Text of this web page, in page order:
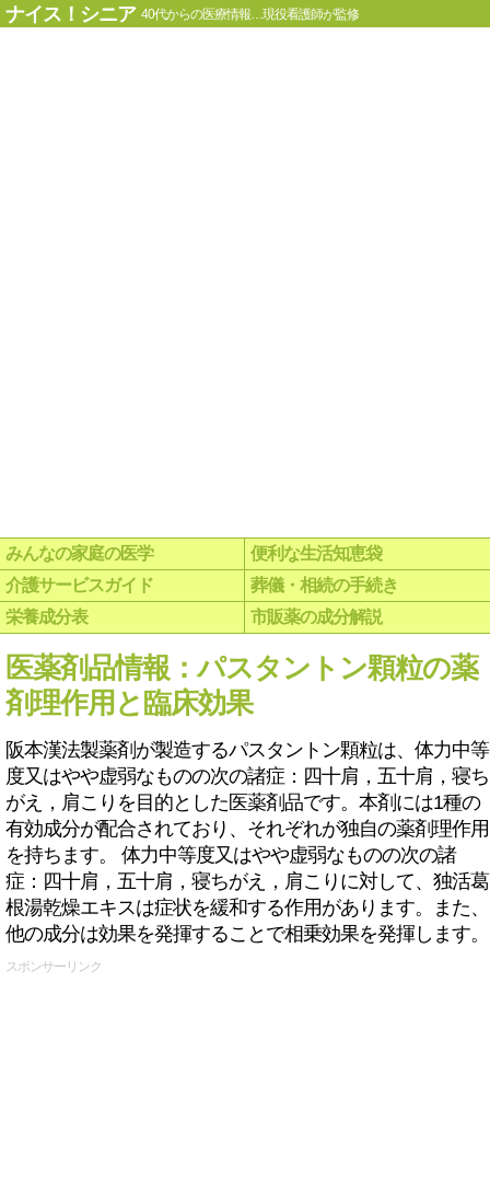
ナイス！シニア 40代からの医療情報…現役看護師が監修
みんなの家庭の医学
便利な生活知恵袋
介護サービスガイド
葬儀・相続の手続き
栄養成分表
市販薬の成分解説
医薬剤品情報：パスタントン顆粒の薬
剤理作用と臨床効果
阪本漢法製薬剤が製造するパスタントン顆粒は、体力中等
度又はやや虚弱なものの次の諸症：四十肩，五十肩，寝ち
がえ，肩こりを目的とした医薬剤品です。本剤には1種の
有効成分が配合されており、それぞれが独自の薬剤理作用
を持ちます。 体力中等度又はやや虚弱なものの次の諸
症：四十肩，五十肩，寝ちがえ，肩こりに対して、独活葛
根湯乾燥エキスは症状を緩和する作用があります。また、
他の成分は効果を発揮することで相乗効果を発揮します。
スポンサーリンク